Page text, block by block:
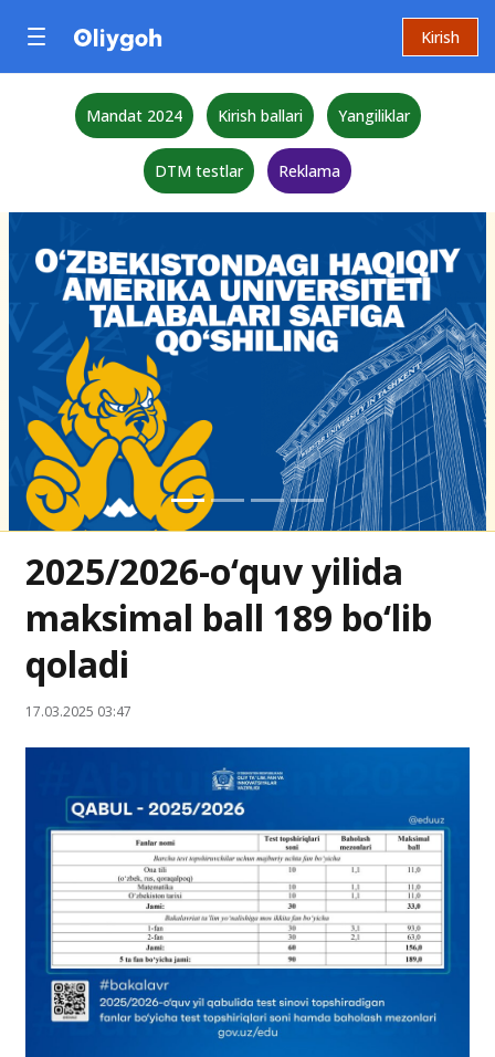
Kirish
Mandat 2024 Kirish ballari Yangiliklar
DTM testlar Reklama
2025/2026-o‘quv yilida
maksimal ball 189 bo‘lib
qoladi
17.03.2025 03:47